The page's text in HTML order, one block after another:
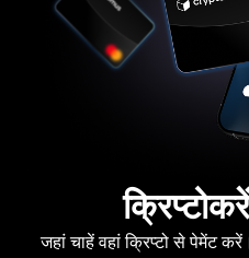
जहां चाहें वहां क्रिप्टो से पेमेंट